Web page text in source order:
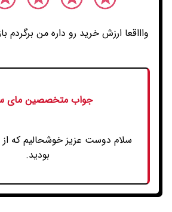
واااقعا ارزش خرید رو داره من برگردم
جواب متخصصین مای
سلام دوست عزیز خوشحالیم که
بودید.